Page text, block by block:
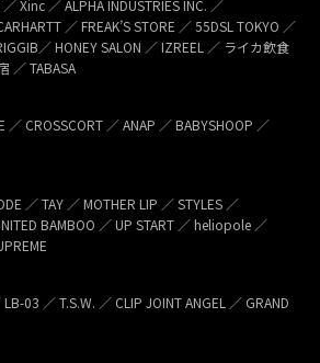
Xinc ／ ALPHA INDUSTRIES INC. ／
／ FREAK’S STORE ／ 55DSL TOKYO ／
／ HONEY SALON ／ IZREEL ／ ライカ飲食
／ TABASA
／ CROSSCORT ／ ANAP ／ BABYSHOOP ／
／ TAY ／ MOTHER LIP ／ STYLES ／
BAMBOO ／ UP START ／ heliopole ／
03 ／ T.S.W. ／ CLIP JOINT ANGEL ／ GRAND